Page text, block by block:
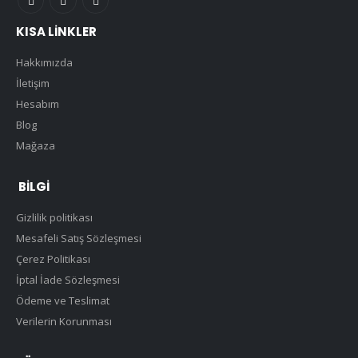
KISA LINKLER
Hakkımızda
İletişim
Hesabım
Blog
Mağaza
BILGI
Gizlilik politikası
Mesafeli Satış Sözleşmesi
Çerez Politikası
İptal İade Sözleşmesi
Ödeme ve Teslimat
Verilerin Korunması